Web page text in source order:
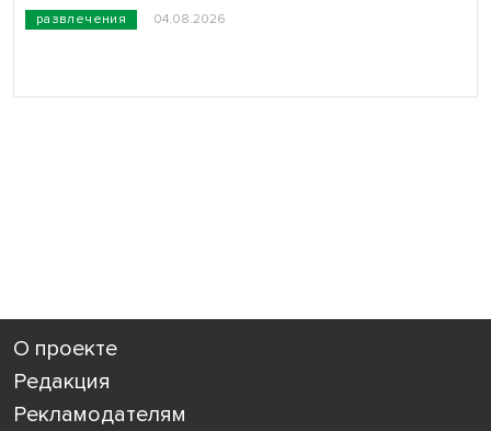
развлечения 04.08.2026
О проекте
Редакция
Рекламодателям